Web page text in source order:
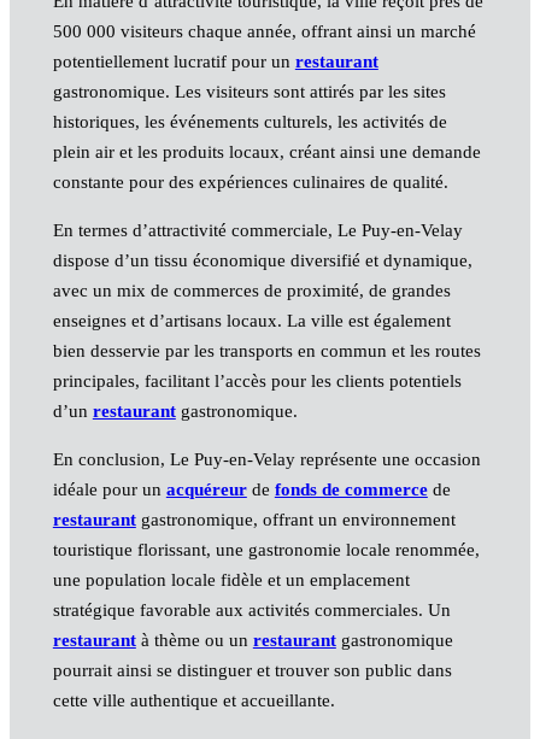
500 000 visiteurs chaque année, offrant ainsi un marché
potentiellement lucratif pour un restaurant
gastronomique. Les visiteurs sont attirés par les sites
historiques, les événements culturels, les activités de
plein air et les produits locaux, créant ainsi une demande
constante pour des expériences culinaires de qualité.
En termes d’attractivité commerciale, Le Puy-en-Velay
dispose d’un tissu économique diversifié et dynamique,
avec un mix de commerces de proximité, de grandes
enseignes et d’artisans locaux. La ville est également
bien desservie par les transports en commun et les routes
principales, facilitant l’accès pour les clients potentiels
d’un restaurantgastronomique.
En conclusion, Le Puy-en-Velay représente une occasion
idéale pour un acquéreurde fonds de commercede
restaurantgastronomique, offrant un environnement
touristique florissant, une gastronomie locale renommée,
une population locale fidèle et un emplacement
stratégique favorable aux activités commerciales. Un
restaurantà thème ou un restaurantgastronomique
pourrait ainsi se distinguer et trouver son public dans
cette ville authentique et accueillante.